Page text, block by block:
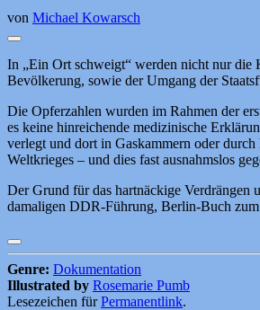
von Michael Kowarsch
In „Ein Ort schweigt“ werden nicht nur die
Bevölkerung, sowie der Umgang der
Die Opferzahlen wurden im Rahmen der
es keine hinreichende medizinische
verlegt und dort in Gaskammern oder
Weltkrieges – und dies fast ausnahmslos
Der Grund für das hartnäckige Verdrängen
damaligen DDR-Führung, Berlin-Buch
Genre: Dokumentation
Illustrated by Rosemarie Pumb
Lesezeichen fürPermanentlink.